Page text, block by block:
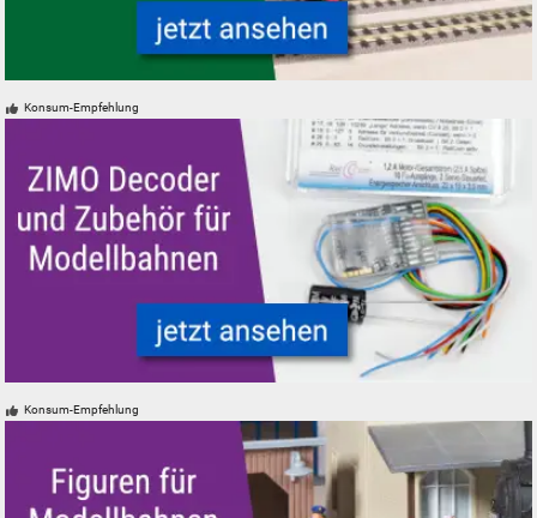
Konsum-Empfehlung
Konsum-Empfehlung